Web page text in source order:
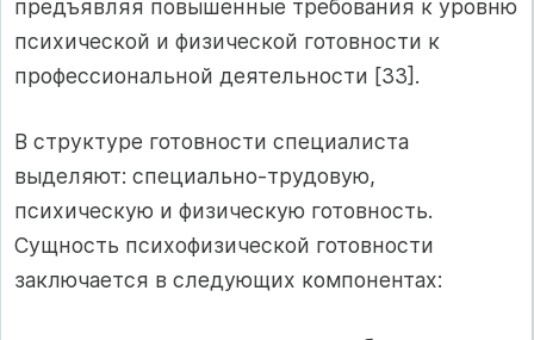
предъявляя повышенные требования к уровню
психической и физической готовности к
профессиональной деятельности [33].
В структуре готовности специалиста
выделяют: специально-трудовую,
психическую и физическую готовность.
Сущность психофизической готовности
заключается в следующих компонентах: